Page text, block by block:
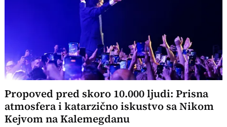
Propoved pred skoro 10.000 ljudi: Prisna
atmosfera i katarzično iskustvo sa Nikom
Kejvom na Kalemegdanu